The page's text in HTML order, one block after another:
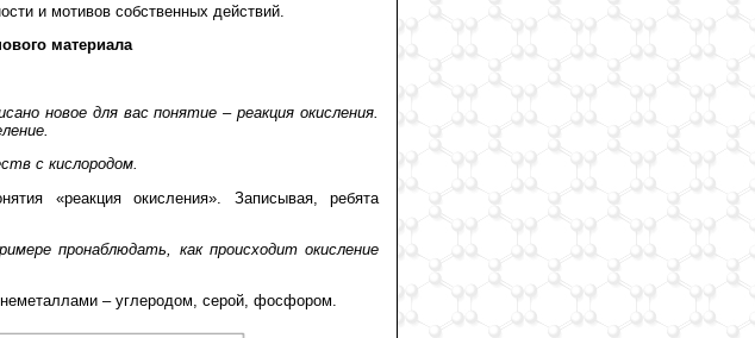
и мотивов собственных действий.
материала
новое для вас понятие – реакция окисления.
с кислородом.
«реакция окисления». Записывая, ребята
пронаблюдать, как происходит окисление
– углеродом, серой, фосфором.